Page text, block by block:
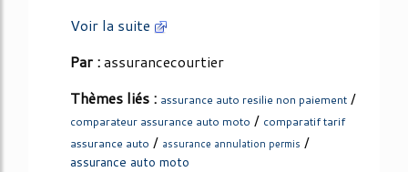
Voir la suite
Par :assurancecourtier
Thèmes liés : assurance auto resilie non paiement /
comparateur assurance auto moto / comparatif tarif
assurance auto / assurance annulation permis /
assurance auto moto